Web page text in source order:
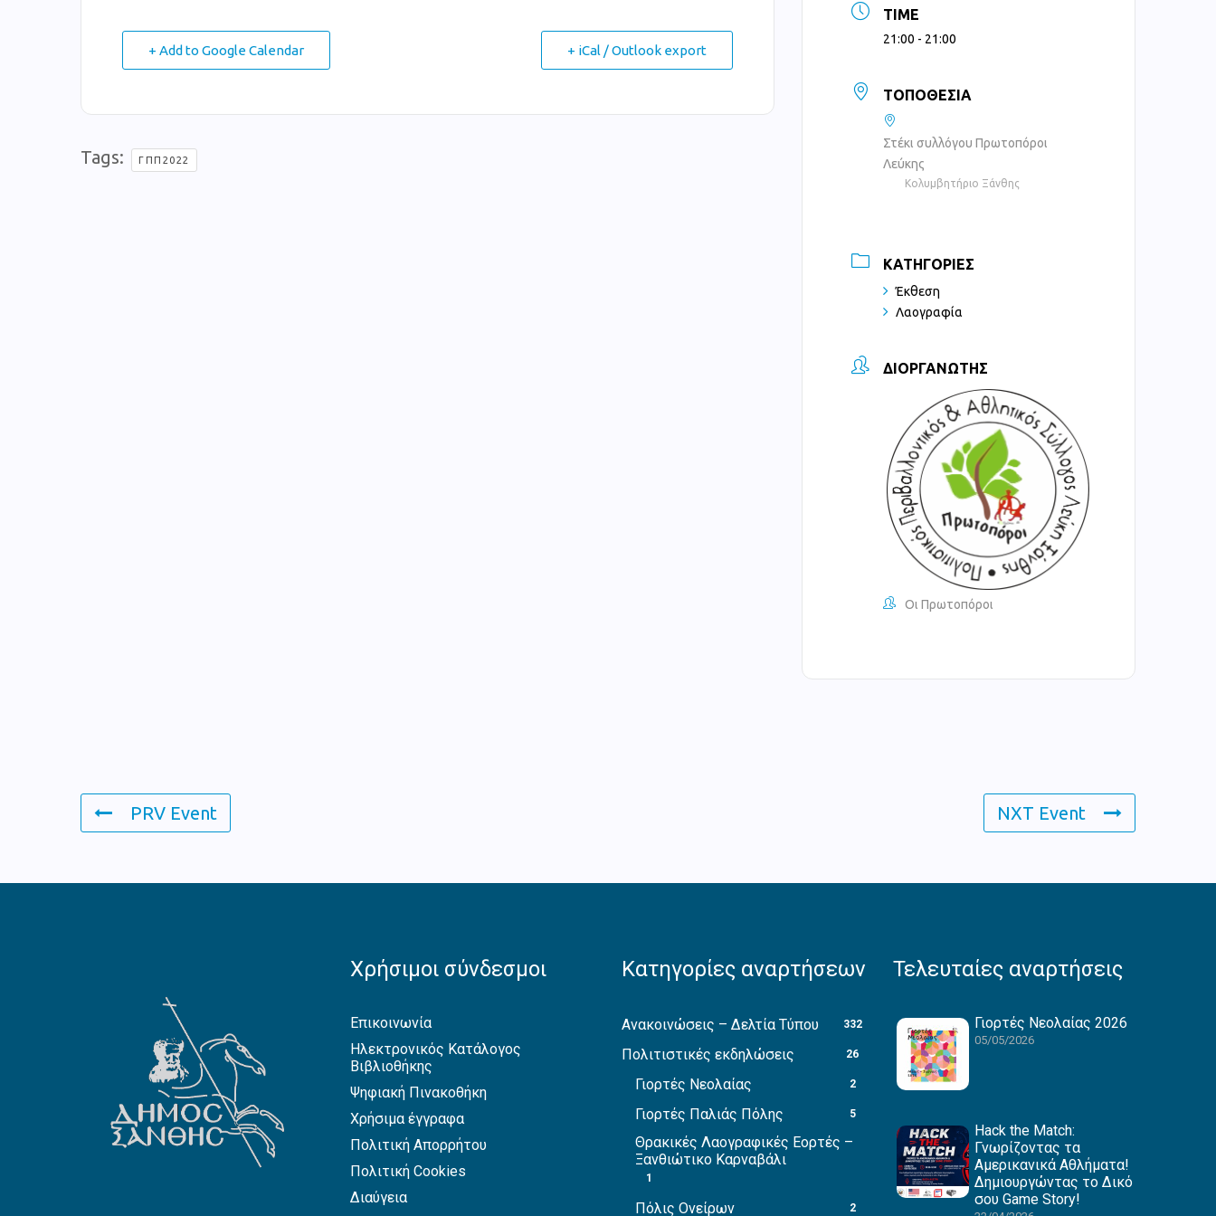
+ Add to Google Calendar + iCal / Outlook export
Tags: ΓΠΠ2022
TIME
21:00 - 21:00
ΤΟΠΟΘΕΣΊΑ
Στέκι συλλόγου Πρωτοπόροι
Λεύκης
Κολυμβητήριο Ξάνθης
ΚΑΤΗΓΟΡΊΕΣ
Έκθεση
Λαογραφία
ΔΙΟΡΓΑΝΩΤΉΣ
Οι Πρωτοπόροι
PRV Event NXT Event
Χρήσιμοι σύνδεσμοι
Επικοινωνία
Ηλεκτρονικός Κατάλογος
Βιβλιοθήκης
Ψηφιακή Πινακοθήκη
Χρήσιμα έγγραφα
Πολιτική Απορρήτου
Πολιτική Cookies
Διαύγεια
Κατηγορίες αναρτήσεων
Ανακοινώσεις – Δελτία Τύπου 332
Πολιτιστικές εκδηλώσεις 26
Γιορτές Νεολαίας 2
Γιορτές Παλιάς Πόλης 5
Θρακικές Λαογραφικές Εορτές –
Ξανθιώτικο Καρναβάλι
1
Πόλις Ονείρων 2
Τελευταίες αναρτήσεις
Γιορτές Νεολαίας 2026
05/05/2026
Hack the Match:
Γνωρίζοντας τα
Αμερικανικά Αθλήματα!
Δημιουργώντας το Δικό
σου Game Story!